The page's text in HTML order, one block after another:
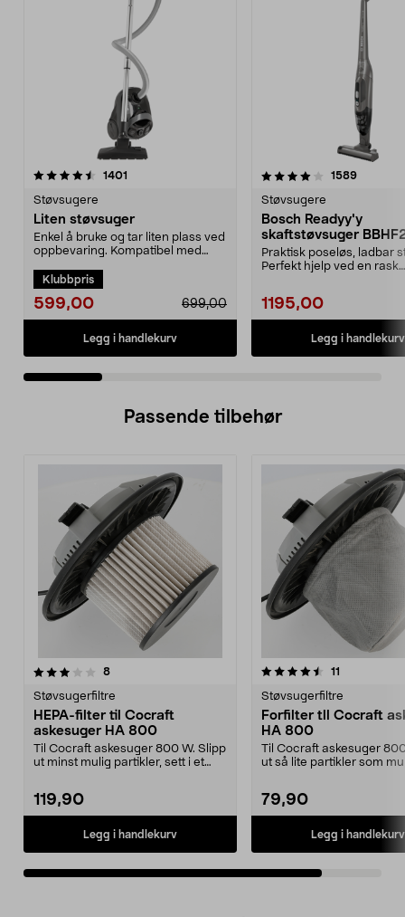
1401
Støvsugere
Liten støvsuger
Enkel å bruke og tar liten plass ved
oppbevaring. Kompatibel med
Klubbpris
599,00 699,00
Legg i handlekurv
4.0 av 5 stjerner 1589
Støvsugere
Bosch Readyy'y
skaftstøvsuger
Praktisk poseløs, ladbar
Perfekt hjelp ved en rask
1195,00
Legg i handlekurv
4.0 av 5 stjerner
Passende tilbehør
8anmeldelser
Støvsugerfiltre
HEPA-filter til Cocraft
askesuger HA 800
Til Cocraft askesuger 800 W. Slipp
ut minst mulig partikler, sett i et
119,90
Legg i handlekurv
4.5av 5 stjerner 11
Støvsugerfiltre
Forfilter tll Cocraft
HA 800
Til Cocraft askesuger
ut så lite partikler som
79,90
Legg i handlekurv